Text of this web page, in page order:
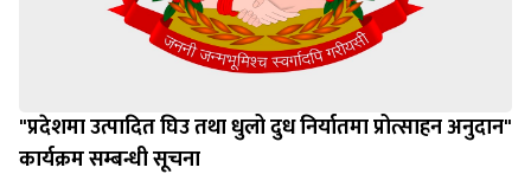
"प्रदेशमा उत्पादित घिउ तथा धुलो दुध निर्यातमा प्रोत्साहन अनुदान"
कार्यक्रम सम्बन्धी सूचना